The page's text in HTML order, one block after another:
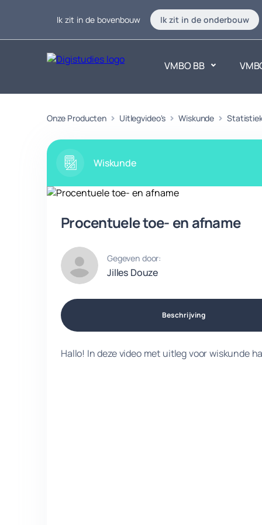
Ik zit in de bovenbouw Ik zit in de onderbouw
VMBO BB
Exacte vakken
Geen vakken. Geen
Onze Producten Uitlegvideo's Wiskunde
Wiskunde
Procentuele toe- en afname
Gegeven door:
Jilles Douze
Beschrijving
Hallo! In deze video met uitleg voor wiskunde